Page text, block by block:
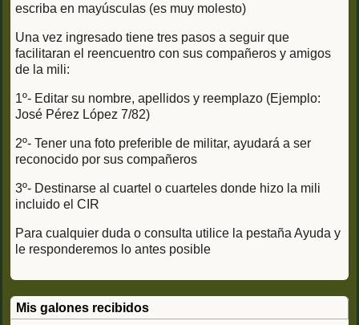
escriba en mayúsculas (es muy molesto)
Una vez ingresado tiene tres pasos a seguir que
facilitaran el reencuentro con sus compañeros y amigos
de la mili:
1º- Editar su nombre, apellidos y reemplazo (Ejemplo:
José Pérez López 7/82)
2º- Tener una foto preferible de militar, ayudará a ser
reconocido por sus compañeros
3º- Destinarse al cuartel o cuarteles donde hizo la mili
incluido el CIR
Para cualquier duda o consulta utilice la pestaña Ayuda y
le responderemos lo antes posible
Mis galones recibidos